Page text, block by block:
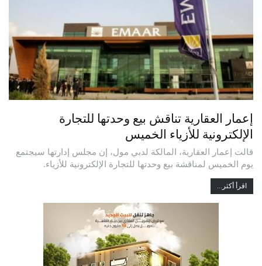
إعمار العقارية تناقش بيع وحدتها للتجارة
الإلكترونية للأزياء الخميس
قالت إعمار العقارية، المالكة لدبي مول، إن مجلس إدارتها سيجتمع
يوم الخميس لمناقشة بيع وحدتها للتجارة الإلكترونية للأزياء.
اقرأ أكثر...